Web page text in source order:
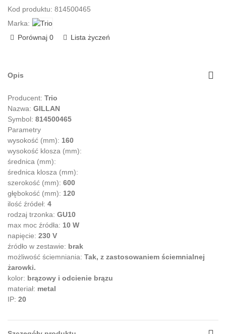
Kod produktu: 814500465
Marka:
Porównaj 0 Lista życzeń
Opis
Producent: Trio
Nazwa: GILLAN
Symbol: 814500465
Parametry
wysokość (mm): 160
wysokość klosza (mm):
średnica (mm):
średnica klosza (mm):
szerokość (mm): 600
głębokość (mm): 120
ilość źródeł: 4
rodzaj trzonka: GU10
max moc źródła: 10 W
napięcie: 230 V
źródło w zestawie: brak
możliwość ściemniania: Tak, z zastosowaniem ściemnialnej
żarowki.
kolor: brązowy i odcienie brązu
materiał: metal
IP: 20